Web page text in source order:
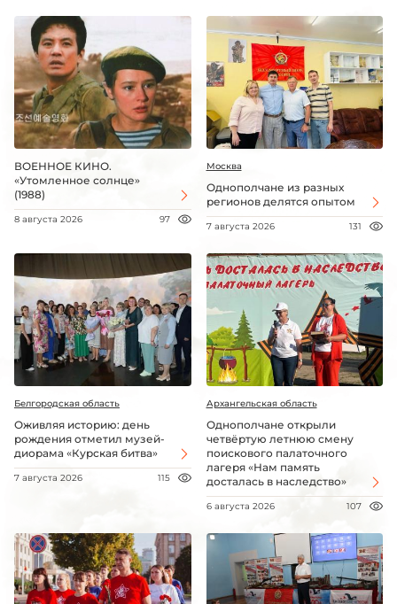
ВОЕННОЕ КИНО.
«Утомленное солнце»
(1988)
8 августа 2026 97
Москва
Однополчане из разных
регионов делятся опытом
7 августа 2026 131
Белгородская область
Оживляя историю: день
рождения отметил музей-
диорама «Курская битва»
7 августа 2026 115
Архангельская область
Однополчане открыли
четвёртую летнюю смену
поискового палаточного
лагеря «Нам память
досталась в наследство»
6 августа 2026 107